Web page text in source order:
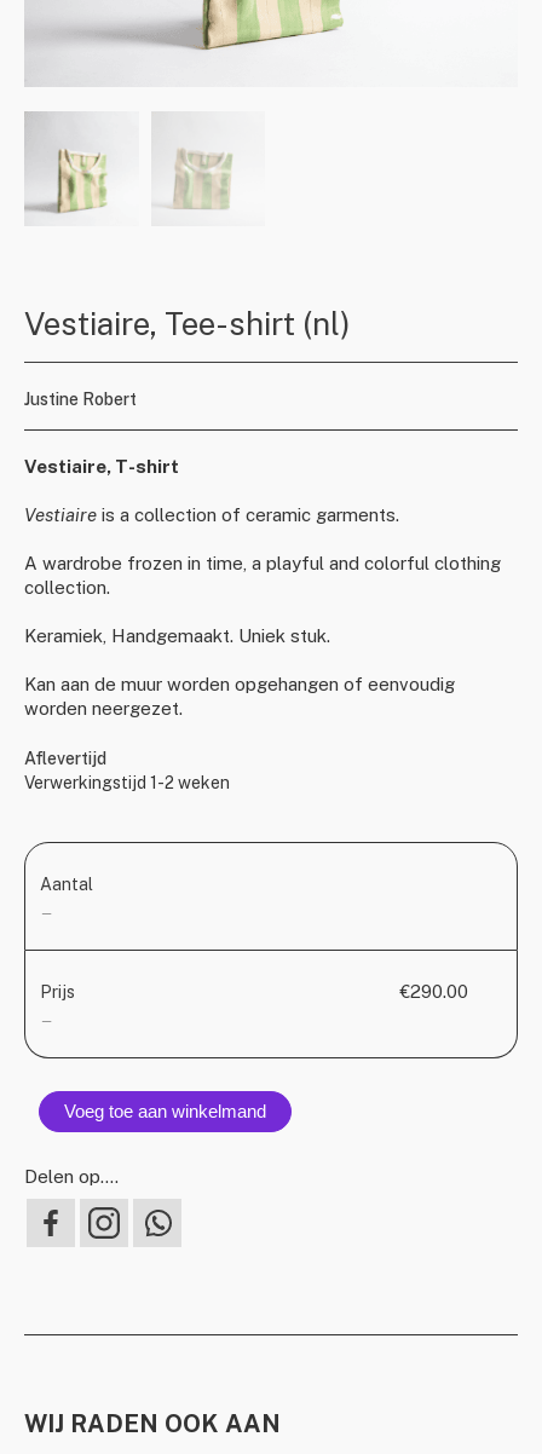
Vestiaire, Tee-shirt (nl)
Justine Robert
Vestiaire, T-shirt
Vestiaire is a collection of ceramic garments.
A wardrobe frozen in time, a playful and colorful clothing
collection.
Keramiek, Handgemaakt. Uniek stuk.
Kan aan de muur worden opgehangen of eenvoudig
worden neergezet.
Aflevertijd
Verwerkingstijd 1-2 weken
Aantal
—
Prijs
—
€290.00
Voeg toe aan winkelmand
Delen op….
WIJ RADEN OOK AAN